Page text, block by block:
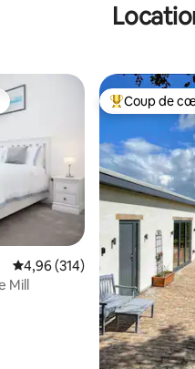
plus appréciés
Évaluation moyenne sur la
4,96 (314)
Mill
Coups de
Coup de